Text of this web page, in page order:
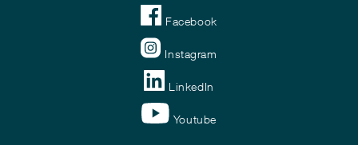
Facebook
Instagram
LinkedIn
Youtube